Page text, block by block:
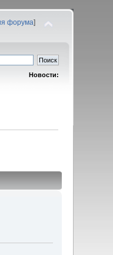
форума]
Новости: